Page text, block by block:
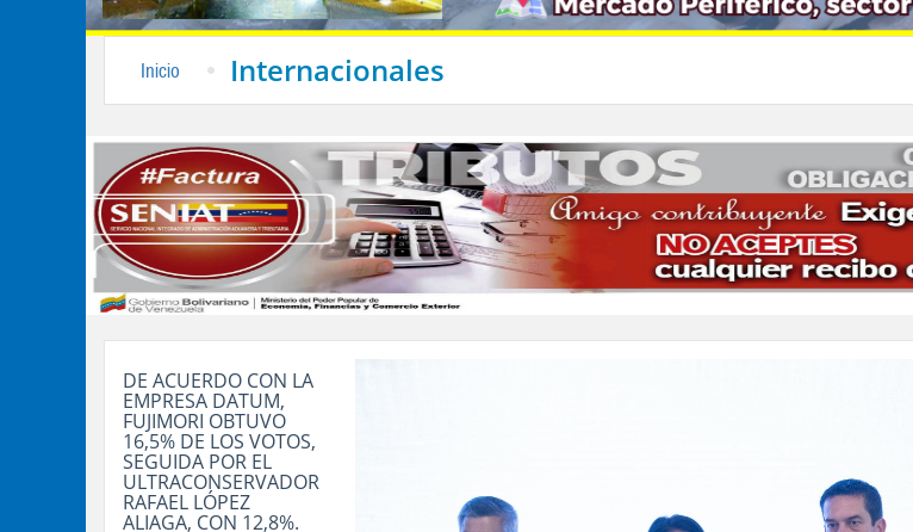
Inicio Internacionales
DE ACUERDO CON LA
EMPRESA DATUM,
FUJIMORI OBTUVO
16,5% DE LOS VOTOS,
SEGUIDA POR EL
ULTRACONSERVADOR
RAFAEL LÓPEZ
ALIAGA, CON 12,8%.